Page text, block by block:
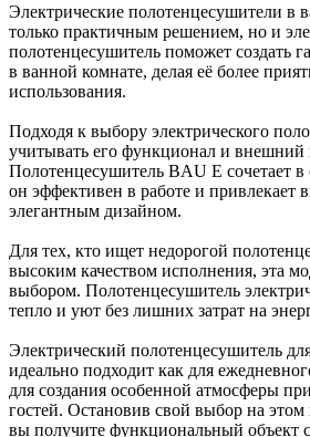
Электрические полотенцесушители в
только практичным решением, но и
полотенцесушитель поможет создать
в ванной комнате, делая её более
использования.
Подходя к выбору электрического
учитывать его функционал и внешний
Полотенцесушитель BAU E сочетает в
он эффективен в работе и привлекает
элегантным дизайном.
Для тех, кто ищет недорогой
высоким качеством исполнения, эта
выбором. Полотенцесушитель
тепло и уют без лишних затрат на
Электрический полотенцесушитель
идеально подходит как для
для создания особенной атмосферы
гостей. Остановив свой выбор на
вы получите функциональный объект